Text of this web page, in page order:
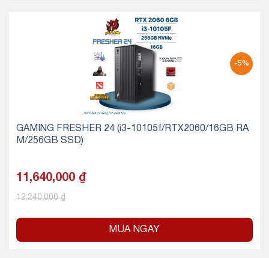
-5%
GAMING FRESHER 24 (i3-10105f/RTX2060/16GB RA
M/256GB SSD)
11,640,000 ₫
12,240,000₫
MUA NGAY